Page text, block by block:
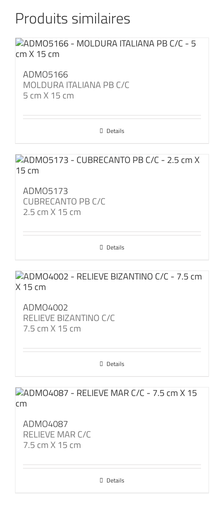
Produits similaires
ADMO5166
MOLDURA ITALIANA PB C/C
5 cm X 15 cm
Details
ADMO5173
CUBRECANTO PB C/C
2.5 cm X 15 cm
Details
ADMO4002
RELIEVE BIZANTINO C/C
7.5 cm X 15 cm
Details
ADMO4087
RELIEVE MAR C/C
7.5 cm X 15 cm
Details